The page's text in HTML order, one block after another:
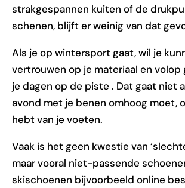
strakgespannen kuiten of de
schenen, blijft er weinig van dat
Als je op wintersport gaat, wil je
vertrouwen op je materiaal en volop
je dagen op de piste . Dat gaat niet
avond met je benen omhoog moet,
hebt van je voeten.
Vaak is het geen kwestie van
maar vooral niet-passende
skischoenen bijvoorbeeld online